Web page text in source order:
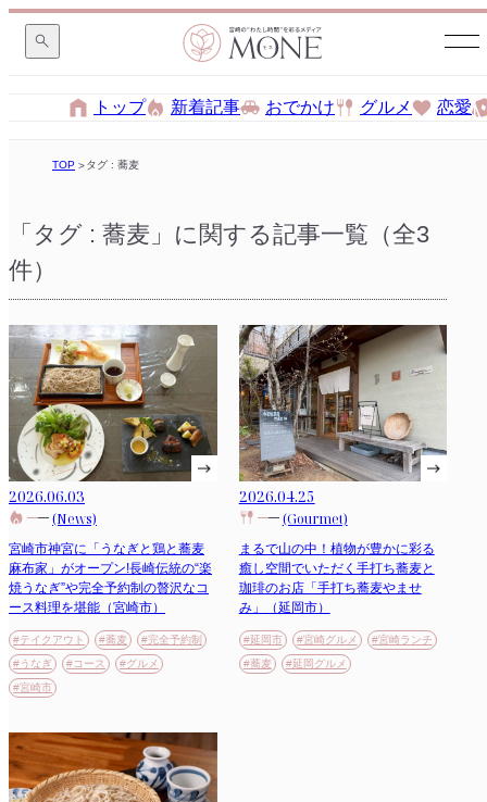
トップ 新着記事 おでかけ グルメ 恋愛
TOP タグ : 蕎麦
「タグ : 蕎麦」に関する記事一覧（全3
件）
2026.06.03
(News)
宮崎市神宮に「うなぎと鶏と蕎麦
麻布家」がオープン!長崎伝統の“楽
焼うなぎ”や完全予約制の贅沢なコ
ース料理を堪能（宮崎市）
#テイクアウト #蕎麦
#完全予約制
#うなぎ
#コース
#グルメ
#宮崎市
2026.04.25
(Gourmet)
まるで山の中！植物が豊かに彩る
癒し空間でいただく手打ち蕎麦と
珈琲のお店「手打ち蕎麦やませ
み」（延岡市）
#延岡市 #宮崎グルメ
#宮崎ランチ
#蕎麦
#延岡グルメ